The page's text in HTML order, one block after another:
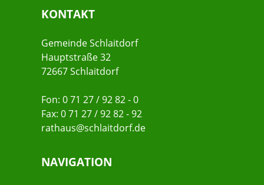
KONTAKT
Gemeinde Schlaitdorf
Hauptstraße 32
72667 Schlaitdorf
Fon: 0 71 27 / 92 82 - 0
Fax: 0 71 27 / 92 82 - 92
rathaus@schlaitdorf.de
NAVIGATION